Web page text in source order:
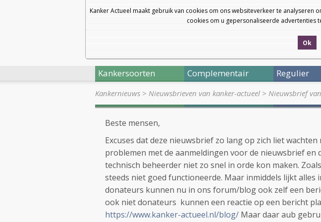
Kanker Actueel maakt gebruik van cookies om ons websiteverkeer te
cookies om u gepersonaliseerde advertenties
Ok
Kankersoorten Complementair Regulier
Kankernieuws > Nieuwsbrieven van kanker-actueel > Nieuwsbrief
Beste mensen,
Excuses dat deze nieuwsbrief zo lang op zich liet
problemen met de aanmeldingen voor de nieuwsbrief en
technisch beheerder niet zo snel in orde kon maken.
steeds niet goed functioneerde. Maar inmiddels lijkt alles
donateurs kunnen nu in ons forum/blog ook zelf een
ook niet donateurs kunnen een reactie op een bericht
https://www.kanker-actueel.nl/blog/ Maar daar aub